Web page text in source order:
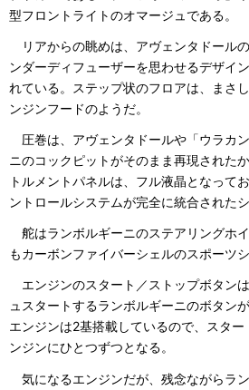
型フロントライトのオマージュである。
リアからの眺めは、アヴェンタドール
ンダーディフューザーを思わせるデザイ
れている。ステップ状のフロアは、まさ
ンジンフードのようだ。
圧巻は、アヴェンタドールや「ウラカ
ニのコックピットがそのまま再現された
トルメントパネルは、フル液晶となって
ントロールシステムが完全に統合された
舵はランボルギーニのステアリングホ
もカーボンファイバーシェルのスポーツ
エンジンのスタート／ストップボタン
ュスタートするランボルギーニのボタン
エンジンは2基搭載しているので、スタ
ンジンにひとつずつとなる。
気になるエンジンだが、残念ながらラ